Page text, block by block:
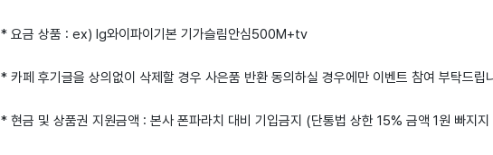
* 요금 상품 : ex) lg와이파이기본 기가슬림안심500M+tv
* 카페 후기글을 상의없이 삭제할 경우 사은품 반환 동의하실 경우에만 이벤트 참여 부탁드립
* 현금 및 상품권 지원금액 : 본사 폰파라치 대비 기입금지 (단통법 상한 15% 금액 1원 빠지